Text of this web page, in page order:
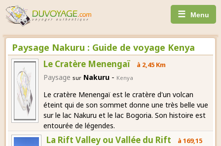
☰ Menu
Paysage Nakuru : Guide de voyage Kenya
Le Cratère Menengaï à 2,45 Km
Paysage sur Nakuru- Kenya
Le cratère Menengaï est le cratère d'un volcan
éteint qui de son sommet donne une très belle vue
sur le lac Nakuru et le lac Bogoria. Son histoire est
entourée de légendes.
La Rift Valley ou Vallée du Rift
à 169,15